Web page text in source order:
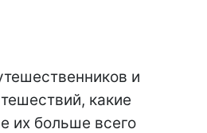
и
какие
их больше всего